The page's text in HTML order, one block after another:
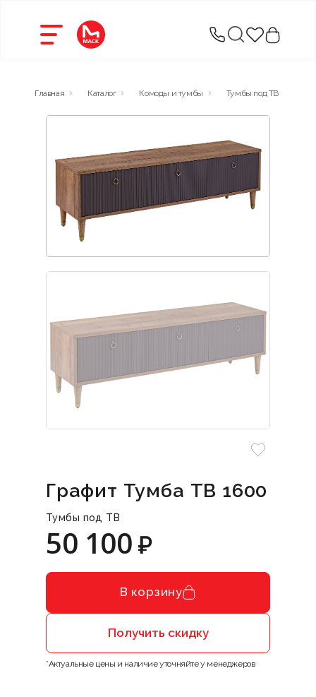
Главная Каталог Комоды и тумбы Тумбы под ТВ
Графит Тумба ТВ 1600
Тумбы под ТВ
50 100 ₽
В корзину
Получить скидку
*Актуальные цены и наличие уточняйте у менеджеров